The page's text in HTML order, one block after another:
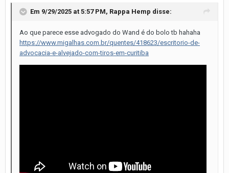
Em 9/29/2025 at 5:57 PM, Rappa Hemp disse:
Ao que parece esse advogado do Wand é do bolo tb hahaha
https://www.migalhas.com.br/quentes/418623/escritorio-de-
advocacia-e-alvejado-com-tiros-em-curitiba